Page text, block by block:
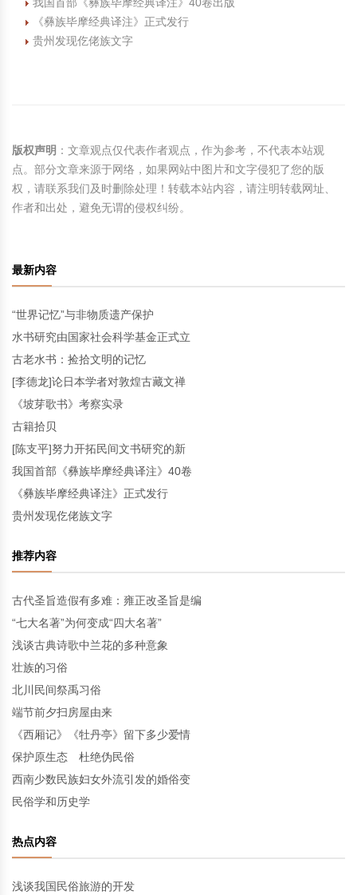
《彝族毕摩经典译注》正式发行
贵州发现仡佬族文字
版权声明 ：文章观点仅代表作者观点，作为参考，不代表本站观
点。部分文章来源于网络，如果网站中图片和文字侵犯了您的版
权，请联系我们及时删除处理！转载本站内容，请注明转载网址、
作者和出处，避免无谓的侵权纠纷。
最新内容
“世界记忆”与非物质遗产保护
水书研究由国家社会科学基金正式立
古老水书：捡拾文明的记忆
[李德龙]论日本学者对敦煌古藏文禅
《坡芽歌书》考察实录
古籍拾贝
[陈支平]努力开拓民间文书研究的新
我国首部《彝族毕摩经典译注》40卷
《彝族毕摩经典译注》正式发行
贵州发现仡佬族文字
推荐内容
古代圣旨造假有多难：雍正改圣旨是编
“七大名著”为何变成“四大名著”
浅谈古典诗歌中兰花的多种意象
壮族的习俗
北川民间祭禹习俗
端节前夕扫房屋由来
《西厢记》《牡丹亭》留下多少爱情
保护原生态 杜绝伪民俗
西南少数民族妇女外流引发的婚俗变
民俗学和历史学
热点内容
浅谈我国民俗旅游的开发